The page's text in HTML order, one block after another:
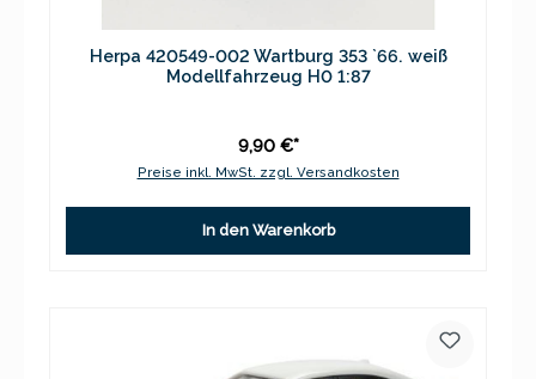
Herpa 420549-002 Wartburg 353 `66. weiß
Modellfahrzeug H0 1:87
9,90 €*
Preise inkl. MwSt. zzgl. Versandkosten
In den Warenkorb